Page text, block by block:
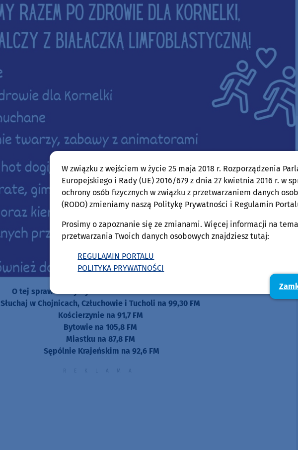
O tej sprawie usłyszysz też w radiu Weekend FM.
Słuchaj w Chojnicach, Człuchowie i Tucholi na 99,30 FM
Kościerzynie na 91,7 FM
Bytowie na 105,8 FM
Miastku na 87,8 FM
Sępólnie Krajeńskim na 92,6 FM
W związku z wejściem w życie 25 maja 2018 r. Rozporządzenia
Europejskiego i Rady (UE) 2016/679 z dnia 27 kwietnia 2016 r. w
ochrony osób fizycznych w związku z przetwarzaniem danych
(RODO) zmieniamy naszą Politykę Prywatności i Regulamin
Prosimy o zapoznanie się ze zmianami. Więcej informacji na
przetwarzania Twoich danych osobowych znajdziesz tutaj:
REGULAMIN PORTALU
POLITYKA PRYWATNOŚCI